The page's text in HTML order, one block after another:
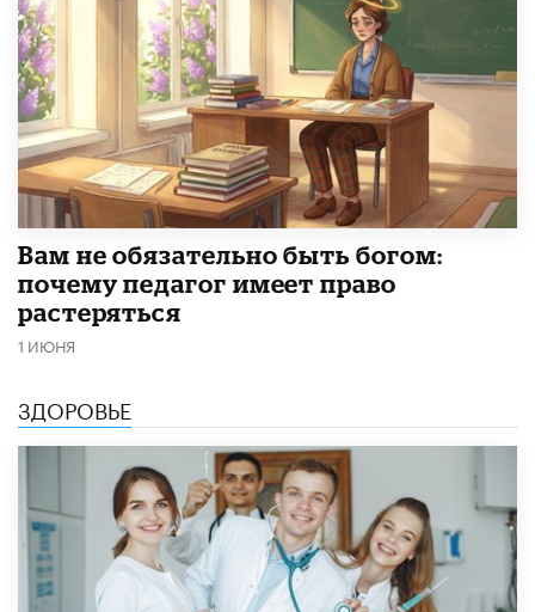
​Вам не обязательно быть богом:
почему педагог имеет право
растеряться
1 ИЮНЯ
ЗДОРОВЬЕ